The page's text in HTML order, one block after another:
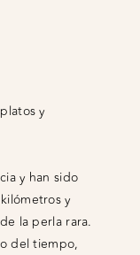
y
y han sido
y
la perla rara.
del tiempo,